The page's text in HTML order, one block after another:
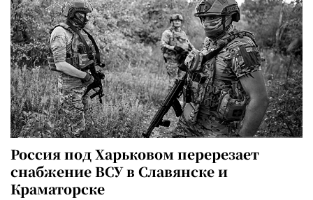
Россия под Харьковом перерезает
снабжение ВСУ в Славянске и
Краматорске